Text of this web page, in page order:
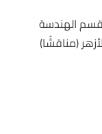
الهندسة
(مناقشًا)